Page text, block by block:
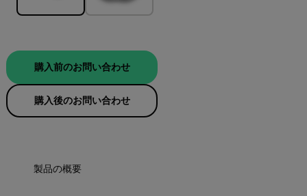
購入前のお問い合わせ
購入後のお問い合わせ
製品の概要